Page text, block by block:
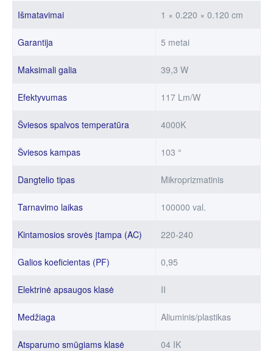
Išmatavimai 1 × 0.220 × 0.120 cm
Garantija 5 metai
Maksimali galia 39,3 W
Efektyvumas 117 Lm/W
Šviesos spalvos temperatūra 4000K
Šviesos kampas 103 °
Dangtelio tipas Mikroprizmatinis
Tarnavimo laikas 100000 val.
Kintamosios srovės įtampa (AC) 220-240
Galios koeficientas (PF) 0,95
Elektrinė apsaugos klasė II
Medžiaga Aliuminis/plastikas
Atsparumo smūgiams klasė 04 IK